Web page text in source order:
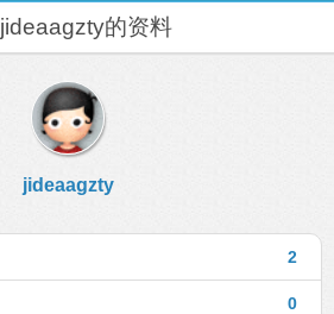
jideaagzty的资料
jideaagzty
2
0